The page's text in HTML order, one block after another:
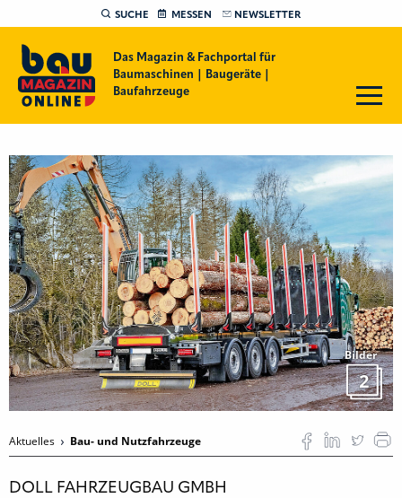
SUCHE MESSEN NEWSLETTER
Das Magazin & Fachportal für
Baumaschinen | Baugeräte |
Baufahrzeuge
Bilder
2
Aktuelles Bau- und Nutzfahrzeuge
DOLL FAHRZEUGBAU GMBH